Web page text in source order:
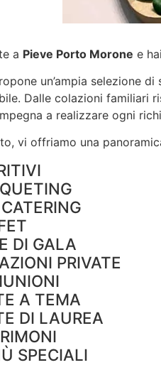
a Pieve Porto Morone e
un’ampia selezione di
Dalle colazioni familiari
a realizzare ogni
vi offriamo una
DI GALA
PRIVATE
A TEMA
DI LAUREA
SPECIALI